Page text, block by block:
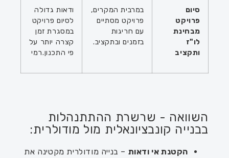
סיום
פרויקט
מבחינת
לו"ז
ותקציב
במרבית המקרים,
פרויקט מסתיים
עם חריגות
בזמנים ובתקציב.
ודאות גדולה
לסיום פרויקט
במסגרת זמן
קצרה יותר על
פי התכנון.רמי
השוואה - שרשרת ההתתנהלות
בבנייה קונבציונאלית מול מודולרית:
הקטנת אי ודאות – בנייה מודולרית מקטינה את